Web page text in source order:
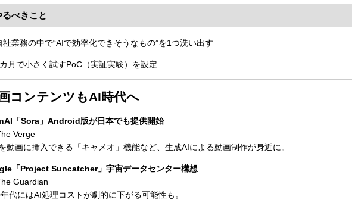
べきこと
社業務の中で“AIで効率化できそうなもの”を1つ洗い出す
月で小さく試すPoC（実証実験）を設定
コンテンツもAI時代へ
「Sora」Android版が日本でも提供開始
Verge
動画に挿入できる「キャメオ」機能など、生成AIによる動画制作が身近に。
「Project Suncatcher」宇宙データセンター構想
Guardian
代にはAI処理コストが劇的に下がる可能性も。